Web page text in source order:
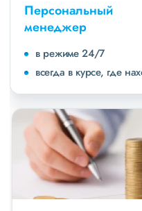
Персональный
менеджер
в режиме 24/7
всегда в курсе, где